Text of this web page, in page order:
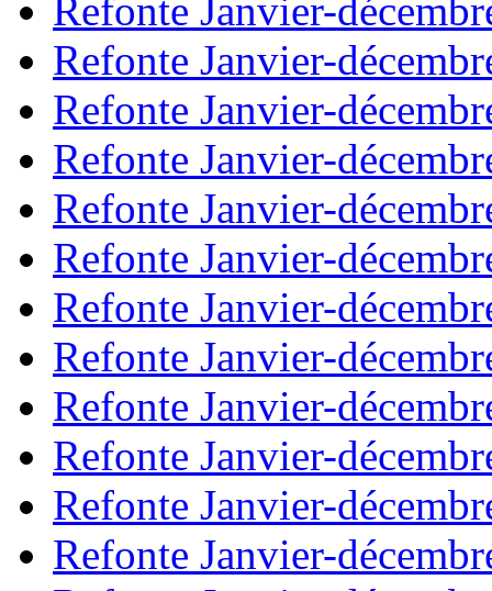
Refonte Janvier-
Refonte Janvier-
Refonte Janvier-
Refonte Janvier-
Refonte Janvier-
Refonte Janvier-
Refonte Janvier-
Refonte Janvier-
Refonte Janvier-
Refonte Janvier-
Refonte Janvier-
Refonte Janvier-